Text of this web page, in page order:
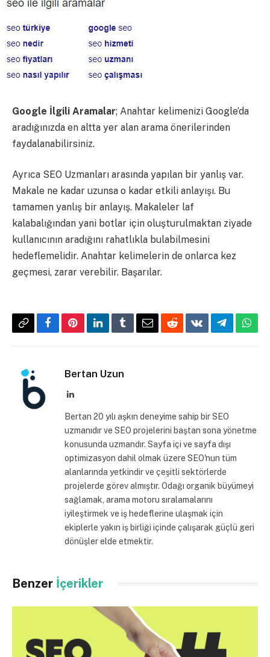
Google İlgili Aramalar; Anahtar kelimenizi Google’da
aradığınızda en altta yer alan arama önerilerinden
faydalanabilirsiniz.
Ayrıca SEO Uzmanları arasında yapılan bir yanlış var.
Makale ne kadar uzunsa o kadar etkili anlayışı. Bu
tamamen yanlış bir anlayış. Makaleler laf
kalabalığından yani botlar için oluşturulmaktan ziyade
kullanıcının aradığını rahatlıkla bulabilmesini
hedeflemelidir. Anahtar kelimelerin de onlarca kez
geçmesi, zarar verebilir. Başarılar.
CopyFacebookPinterestLinkedInTumblrEmailRedditVKontakte
Telegram
Bertan Uzun
LinkedIn
Bertan 20 yılı aşkın deneyime sahip bir SEO
uzmanıdır ve SEO projelerini baştan sona yönetme
konusunda uzmandır. Sayfa içi ve sayfa dışı
optimizasyon dahil olmak üzere SEO'nun tüm
alanlarında yetkindir ve çeşitli sektörlerde
projelerde görev almıştır. Odağı organik büyümeyi
sağlamak, arama motoru sıralamalarını
iyileştirmek ve iş hedeflerine ulaşmak için
ekiplerle yakın iş birliği içinde çalışarak güçlü geri
dönüşler elde etmektir.
Benzer İçerikler